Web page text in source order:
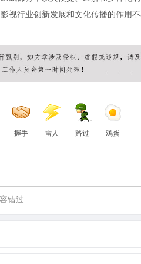
视行业创新发展和文化传播的作用
握手 雷人 路过 鸡蛋
错过